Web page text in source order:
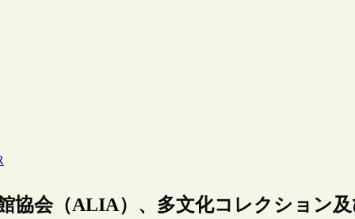
協会（ALIA）、多文化コレクション